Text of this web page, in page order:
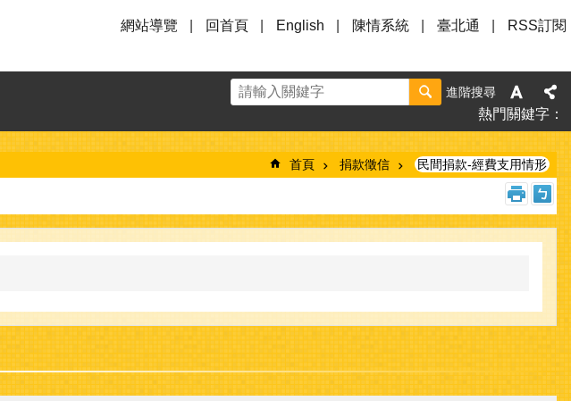
網站導覽
回首頁 English 陳情系統 臺北通 RSS訂閱
進階搜尋
熱門關鍵字
首頁 捐款徵信 民間捐款-經費支用情形